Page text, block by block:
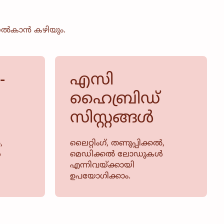
കഴിയും.
എസി
ഹൈബ്രിഡ്
സിസ്റ്റങ്ങൾ
ലൈറ്റിംഗ്, തണുപ്പിക്കൽ,
മെഡിക്കൽ ലോഡുകൾ
എന്നിവയ്ക്കായി
ഉപയോഗിക്കാം.